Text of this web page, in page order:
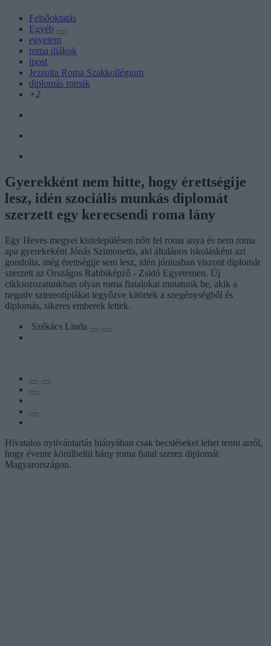
Felsőoktatás
Egyéb
egyetem
roma diákok
ipost
Jezsuita Roma Szakkollégium
diplomás romák
+2
Gyerekként nem hitte, hogy érettségije
lesz, idén szociális munkás diplomát
szerzett egy kerecsendi roma lány
Egy Heves megyei kistelepülésen nőtt fel roma anya és nem roma
apa gyerekeként Jónás Szimonetta, aki általános iskolásként azt
gondolta, még érettségije sem lesz, idén júniusban viszont diplomát
szerzett az Országos Rabbiképző - Zsidó Egyetemen. Új
cikksorozatunkban olyan roma fiatalokat mutatunk be, akik a
negatív sztereotípiákat legyőzve kitörtek a szegénységből és
diplomás, sikeres emberek lettek.
Székács Linda
Hivatalos nyilvántartás hiányában csak becsléseket lehet tenni arról,
hogy évente körülbelül hány roma fiatal szerez diplomát
Magyarországon.